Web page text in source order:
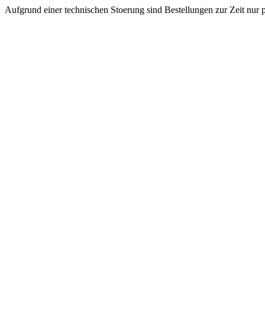
Aufgrund einer technischen Stoerung sind Bestellungen zur Zeit nur